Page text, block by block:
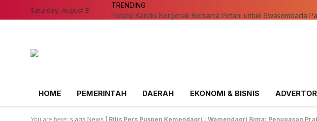
Saturday, August 8
TRENDING
HOME PEMERINTAH DAERAH EKONOMI & BISNIS
You are here: siaga News Rilis Pers Puspen Kemendagri : Wamendagri Bima: Penugasan